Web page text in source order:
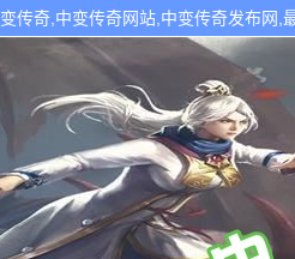
传奇,中变传奇网站,中变传奇发布网,